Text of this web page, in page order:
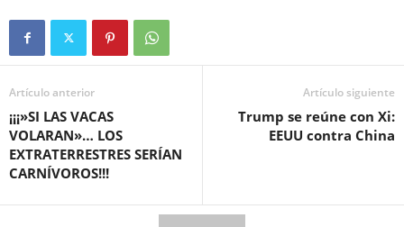
Artículo anterior
¡¡¡»SI LAS VACAS
VOLARAN»… LOS
EXTRATERRESTRES SERÍAN
CARNÍVOROS!!!
Artículo siguiente
Trump se reúne con Xi:
EEUU contra China